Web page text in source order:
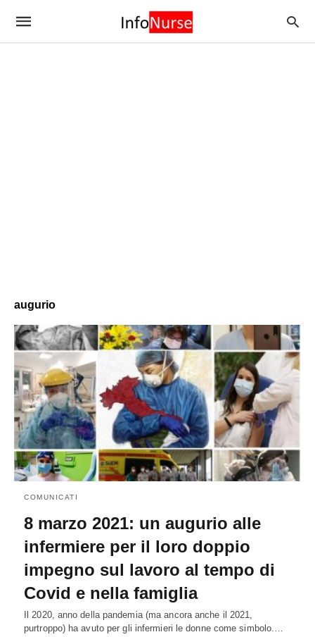
augurio
COMUNICATI
8 marzo 2021: un augurio alle
infermiere per il loro doppio
impegno sul lavoro al tempo di
Covid e nella famiglia
Il 2020, anno della pandemia (ma ancora anche il 2021,
purtroppo) ha avuto per gli infermieri le donne come simbolo.…